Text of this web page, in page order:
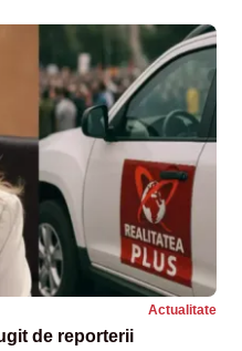
Actualitate
de reporterii